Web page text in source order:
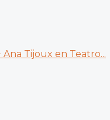
Tijoux en Teatro...